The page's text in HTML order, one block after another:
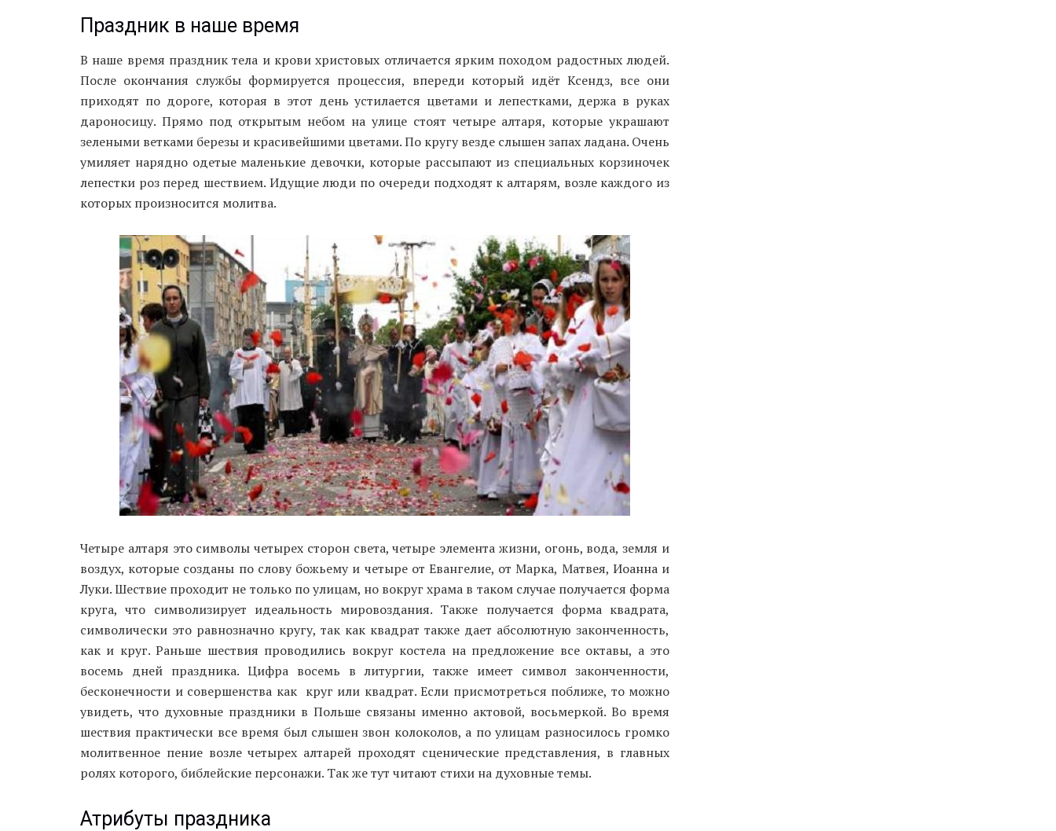
Праздник в наше время
В наше время праздник тела и крови христовых отличается ярким походом радостных людей.
После окончания службы формируется процессия, впереди который идёт Ксендз, все они
приходят по дороге, которая в этот день устилается цветами и лепестками, держа в руках
дароносицу. Прямо под открытым небом на улице стоят четыре алтаря, которые украшают
зелеными ветками березы и красивейшими цветами. По кругу везде слышен запах ладана. Очень
умиляет нарядно одетые маленькие девочки, которые рассыпают из специальных корзиночек
лепестки роз перед шествием. Идущие люди по очереди подходят к алтарям, возле каждого из
которых произносится молитва.
Четыре алтаря это символы четырех сторон света, четыре элемента жизни, огонь, вода, земля и
воздух, которые созданы по слову божьему и четыре от Евангелие, от Марка, Матвея, Иоанна и
Луки. Шествие проходит не только по улицам, но вокруг храма в таком случае получается форма
круга, что символизирует идеальность мировоздания. Также получается форма квадрата,
символически это равнозначно кругу, так как квадрат также дает абсолютную законченность,
как и круг. Раньше шествия проводились вокруг костела на предложение все октавы, а это
восемь дней праздника. Цифра восемь в литургии, также имеет символ законченности,
бесконечности и совершенства как круг или квадрат. Если присмотреться поближе, то можно
увидеть, что духовные праздники в Польше связаны именно актовой, восьмеркой. Во время
шествия практически все время был слышен звон колоколов, а по улицам разносилось громко
молитвенное пение возле четырех алтарей проходят сценические представления, в главных
ролях которого, библейские персонажи. Так же тут читают стихи на духовные темы.
Атрибуты праздника